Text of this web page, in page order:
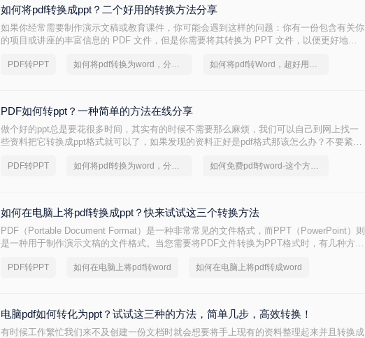
如何将pdf转换成ppt？二个好用的转换方法分享
如果你经常需要制作演示文稿或教育课件，你可能会遇到这样的问题：你有一份包含有关你
的项目或讲座的丰富信息的 PDF 文件，但是你需要将其转换为 PPT 文件，以便更好地在
PDF转PPT 如何将pdf转换为word，分享一种简单的方法 如何将pdf转Word，超好用的方法
PDF如何转ppt？一种简单的方法在线分享
做个好的ppt总是要花很多时间，其实有的时候不需要那么麻烦，我们可以自己到网上找一
些资料把它转换成ppt格式就可以了，如果发现的资料正好是pdf格式那该怎么办？不要紧，
PDF转PPT 如何将pdf转换为word，分享一种简单的方法 如何免费pdf转word-这个方法超简单的
如何在电脑上将pdf转换成ppt？快来试试这三个转换方法
PDF（Portable Document Format）是一种非常常见的文件格式，而PPT（PowerPoint）则
是一种用于制作演示文稿的文件格式。当您需要将PDF文件转换为PPT格式时，有几种方法
软件以及使用PDF转PPT软件。
PDF转PPT 如何在电脑上将pdf转word 如何在电脑上将pdf转成word
电脑pdf如何转化为ppt？试试这三种的方法，简单几步，高效转换！
有时候工作繁忙我们来不及创建一份文档时就会想要将手上现有的资料整理起来并且转换成